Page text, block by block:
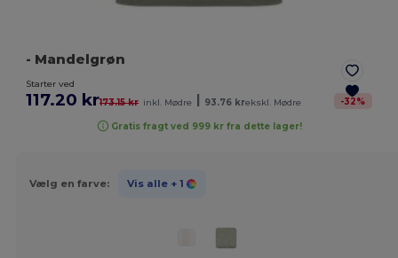
- Mandelgrøn
Starter ved
117.20 kr173.15 kr inkl. Mødre 93.76 krekskl. Mødre -32%
Gratis fragt ved 999 kr fra dette lager!
Vælg en farve: Vis alle + 1